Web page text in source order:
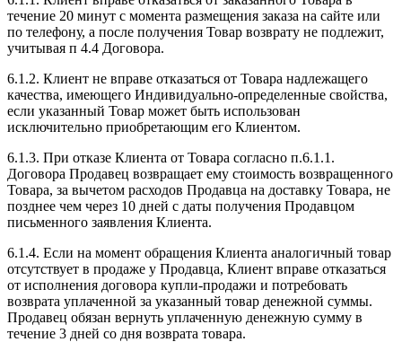
течение 20 минут с момента размещения заказа на сайте или
по телефону, а после получения Товар возврату не подлежит,
учитывая п 4.4 Договора.
6.1.2. Клиент не вправе отказаться от Товара надлежащего
качества, имеющего Индивидуально-определенные свойства,
если указанный Товар может быть использован
исключительно приобретающим его Клиентом.
6.1.3. При отказе Клиента от Товара согласно п.6.1.1.
Договора Продавец возвращает ему стоимость возвращенного
Товара, за вычетом расходов Продавца на доставку Товара, не
позднее чем через 10 дней с даты получения Продавцом
письменного заявления Клиента.
6.1.4. Если на момент обращения Клиента аналогичный товар
отсутствует в продаже у Продавца, Клиент вправе отказаться
от исполнения договора купли-продажи и потребовать
возврата уплаченной за указанный товар денежной суммы.
Продавец обязан вернуть уплаченную денежную сумму в
течение 3 дней со дня возврата товара.